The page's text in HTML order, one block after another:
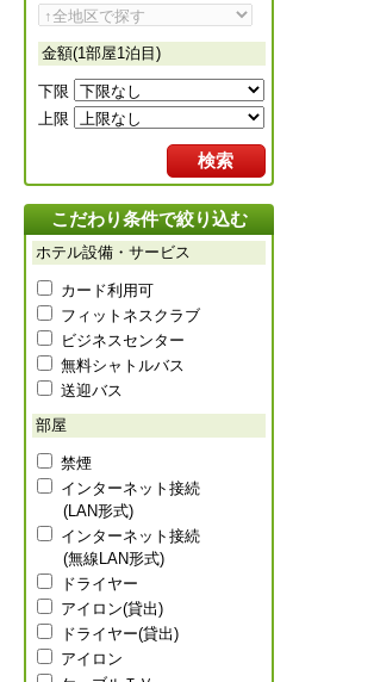
金額(1部屋1泊目)
下限
上限
検索
こだわり条件で絞り込む
ホテル設備・サービス
カード利用可
フィットネスクラブ
ビジネスセンター
無料シャトルバス
送迎バス
部屋
禁煙
インターネット接続
(LAN形式)
インターネット接続
(無線LAN形式)
ドライヤー
アイロン(貸出)
ドライヤー(貸出)
アイロン